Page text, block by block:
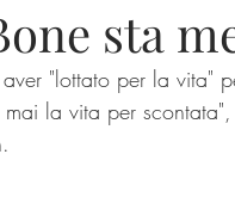
sta
"lottato per la vita"
la vita per